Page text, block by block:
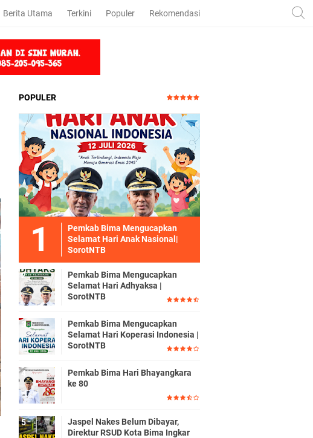
Berita Utama Terkini Populer Rekomendasi
POPULER
Pemkab Bima Mengucapkan
Selamat Hari Anak Nasional|
SorotNTB
Pemkab Bima Mengucapkan
Selamat Hari Adhyaksa |
SorotNTB
Pemkab Bima Mengucapkan
Selamat Hari Koperasi Indonesia |
SorotNTB
Pemkab Bima Hari Bhayangkara
ke 80
Jaspel Nakes Belum Dibayar,
Direktur RSUD Kota Bima Ingkar